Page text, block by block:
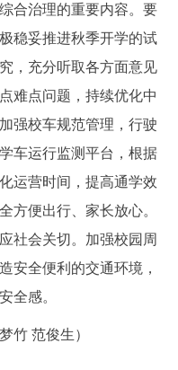
合治理的重要内容。要
稳妥推进秋季开学的试
，充分听取各方面意见
难点问题，持续优化中
强校车规范管理，行驶
车运行监测平台，根据
运营时间，提高通学效
方便出行、家长放心。
社会关切。加强校园周
安全便利的交通环境，
全感。
范俊生）